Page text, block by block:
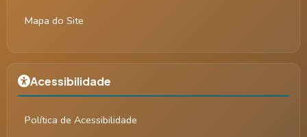
Mapa do Site
Acessibilidade
Política de Acessibilidade